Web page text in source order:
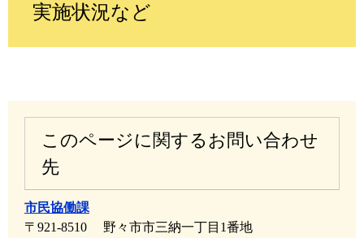
実施状況など
このページに関するお問い合わせ
先
市民協働課
〒921-8510
野々市市三納一丁目1番地